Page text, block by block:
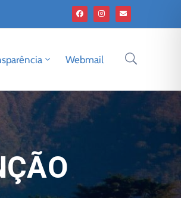
Webmail